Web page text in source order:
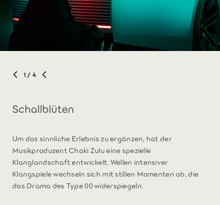
1 / 4
Schallblüten
Um das sinnliche Erlebnis zu ergänzen, hat der
Musikproduzent Chaki Zulu eine spezielle
Klanglandschaft entwickelt. Wellen intensiver
Klangspiele wechseln sich mit stillen Momenten ab, die
das Drama des Type 00 widerspiegeln.